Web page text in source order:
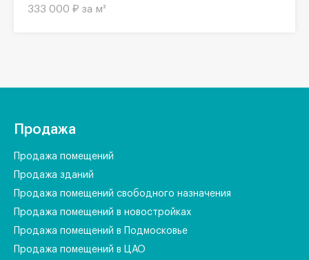
333 000 ₽ за м²
Продажа
Продажа помещений
Продажа зданий
Продажа помещений свободного назначения
Продажа помещений в новостройках
Продажа помещений в Подмосковье
Продажа помещений в ЦАО